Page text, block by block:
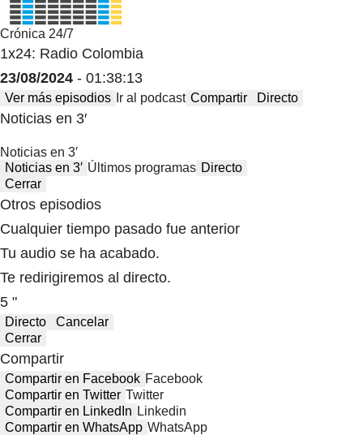
Crónica 24/7
1x24: Radio Colombia
23/08/2024 - 01:38:13
Ver más episodios Ir al podcast Compartir Directo
Noticias en 3′
Noticias en 3′
Noticias en 3′ Últimos programas Directo
Cerrar
Otros episodios
Cualquier tiempo pasado fue anterior
Tu audio se ha acabado.
Te redirigiremos al directo.
5 "
Directo
Cancelar
Cerrar
Compartir
Compartir en Facebook Facebook
Compartir en Twitter Twitter
Compartir en LinkedIn Linkedin
Compartir en WhatsApp WhatsApp